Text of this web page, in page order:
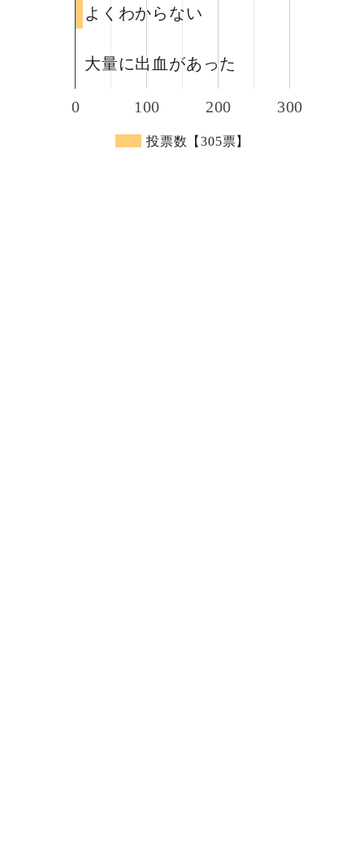
投票数【305票】
0 100 200 300
よくわからない
よくわからない
大量に出血があった
大量に出血があった